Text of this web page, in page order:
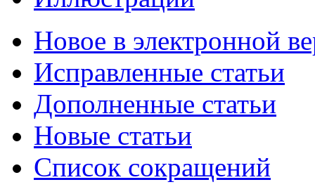
Новое в электронной
Исправленные статьи
Дополненные статьи
Новые статьи
Список сокращений